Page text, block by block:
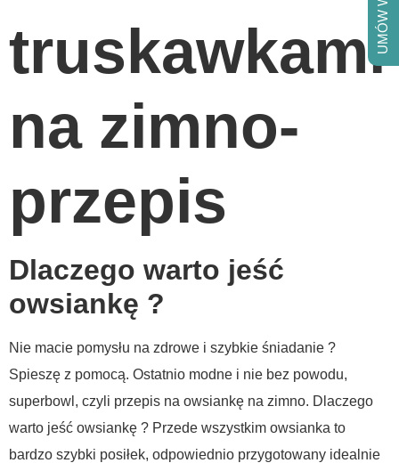
truskawkami
na zimno-
przepis
Dlaczego warto jeść
owsiankę ?
Nie macie pomysłu na zdrowe i szybkie śniadanie ?
Spieszę z pomocą. Ostatnio modne i nie bez powodu,
superbowl, czyli przepis na owsiankę na zimno. Dlaczego
warto jeść owsiankę ? Przede wszystkim owsianka to
bardzo szybki posiłek, odpowiednio przygotowany idealnie